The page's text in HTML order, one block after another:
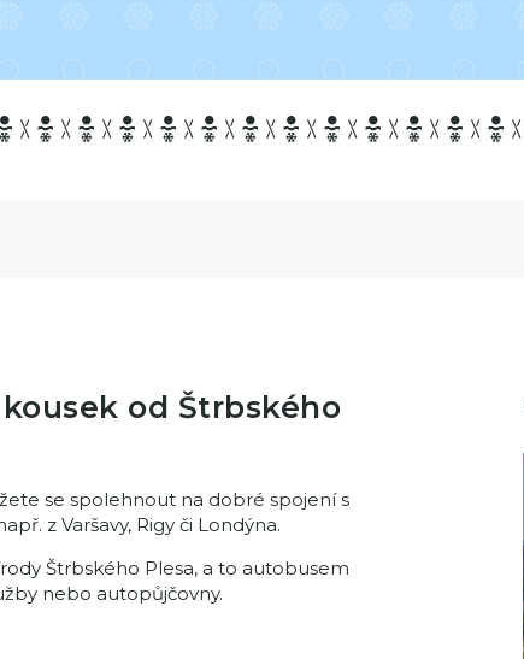
od Štrbského
se spolehnout na dobré spojení s
z Varšavy, Rigy či Londýna.
Štrbského Plesa, a to autobusem
nebo autopůjčovny.